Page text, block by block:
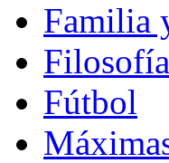
Familia
Filosofía
Fútbol